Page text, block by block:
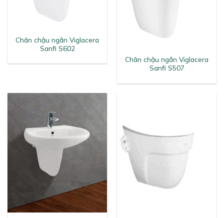
Chân chậu ngắn Viglacera
Sanfi S602
Chân chậu ngắn Viglacera
Sanfi S507